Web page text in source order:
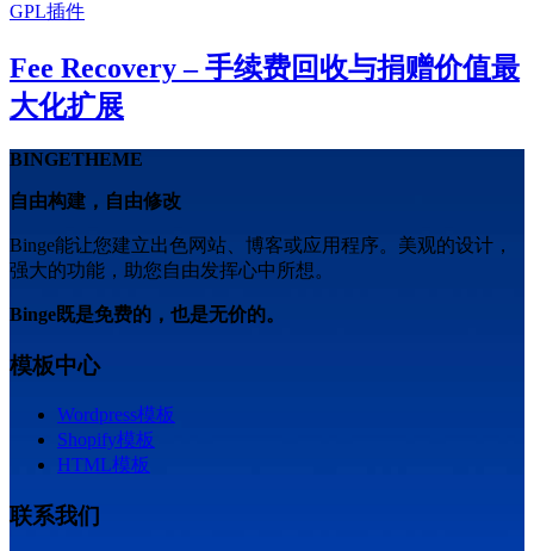
GPL插件
Fee Recovery – 手续费回收与捐赠价值最
大化扩展
BINGETHEME
自由构建，自由修改
Binge能让您建立出色网站、博客或应用程序。美观的设计，
强大的功能，助您自由发挥心中所想。
Binge既是免费的，也是无价的。
模板中心
Wordpress模板
Shopify模板
HTML模板
联系我们